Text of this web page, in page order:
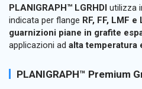
PLANIGRAPH™ LGRHDI utilizza
indicata per flange RF, FF, LMF e
guarnizioni piane in grafite
applicazioni ad alta temperatura
PLANIGRAPH™ Premium